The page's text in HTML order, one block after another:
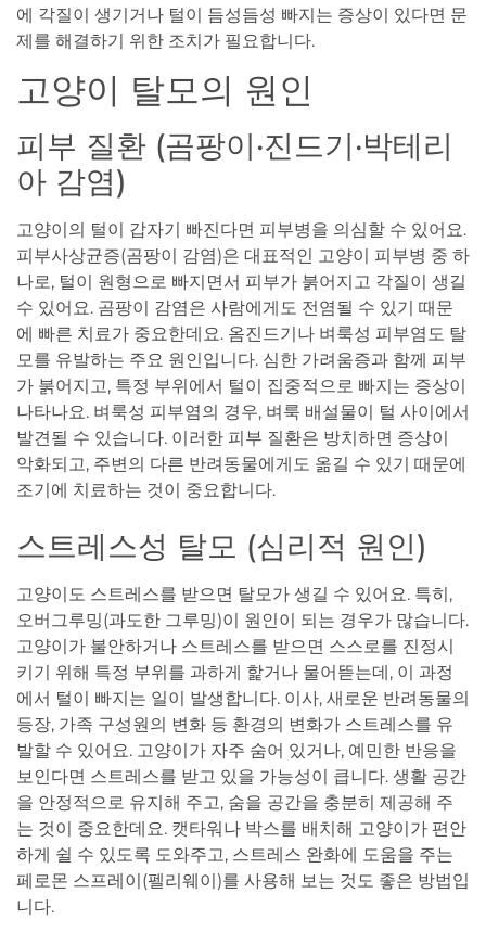
에 각질이 생기거나 털이 듬성듬성 빠지는 증상이 있다면 문
제를 해결하기 위한 조치가 필요합니다.
고양이 탈모의 원인
피부 질환 (곰팡이·진드기·박테리
아 감염)
고양이의 털이 갑자기 빠진다면 피부병을 의심할 수 있어요.
피부사상균증(곰팡이 감염)은 대표적인 고양이 피부병 중 하
나로, 털이 원형으로 빠지면서 피부가 붉어지고 각질이 생길
수 있어요. 곰팡이 감염은 사람에게도 전염될 수 있기 때문
에 빠른 치료가 중요한데요. 옴진드기나 벼룩성 피부염도 탈
모를 유발하는 주요 원인입니다. 심한 가려움증과 함께 피부
가 붉어지고, 특정 부위에서 털이 집중적으로 빠지는 증상이
나타나요. 벼룩성 피부염의 경우, 벼룩 배설물이 털 사이에서
발견될 수 있습니다. 이러한 피부 질환은 방치하면 증상이
악화되고, 주변의 다른 반려동물에게도 옮길 수 있기 때문에
조기에 치료하는 것이 중요합니다.
스트레스성 탈모 (심리적 원인)
고양이도 스트레스를 받으면 탈모가 생길 수 있어요. 특히,
오버그루밍(과도한 그루밍)이 원인이 되는 경우가 많습니다.
고양이가 불안하거나 스트레스를 받으면 스스로를 진정시
키기 위해 특정 부위를 과하게 핥거나 물어뜯는데, 이 과정
에서 털이 빠지는 일이 발생합니다. 이사, 새로운 반려동물의
등장, 가족 구성원의 변화 등 환경의 변화가 스트레스를 유
발할 수 있어요. 고양이가 자주 숨어 있거나, 예민한 반응을
보인다면 스트레스를 받고 있을 가능성이 큽니다. 생활 공간
을 안정적으로 유지해 주고, 숨을 공간을 충분히 제공해 주
는 것이 중요한데요. 캣타워나 박스를 배치해 고양이가 편안
하게 쉴 수 있도록 도와주고, 스트레스 완화에 도움을 주는
페로몬 스프레이(펠리웨이)를 사용해 보는 것도 좋은 방법입
니다.